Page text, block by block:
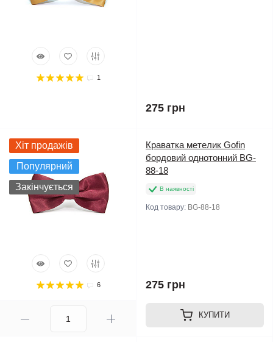
1
275 грн
Хіт продажів
Популярний
Закінчується
6
Краватка метелик Gofin
бордовий однотонний BG-
88-18
В наявності
Код товару: BG-88-18
275 грн
КУПИТИ